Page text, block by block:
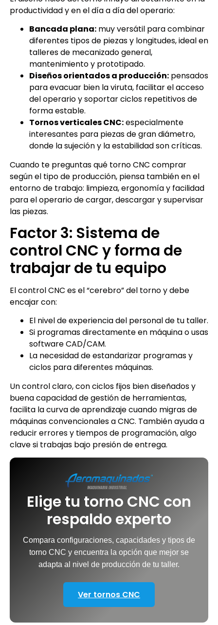
productividad y en el día a día del operario:
Bancada plana: muy versátil para combinar
diferentes tipos de piezas y longitudes, ideal en
talleres de mecanizado general,
mantenimiento y prototipado.
Diseños orientados a producción: pensados
para evacuar bien la viruta, facilitar el acceso
del operario y soportar ciclos repetitivos de
forma estable.
Tornos verticales CNC:especialmente
interesantes para piezas de gran diámetro,
donde la sujeción y la estabilidad son críticas.
Cuando te preguntas qué torno CNC comprar
según el tipo de producción, piensa también en el
entorno de trabajo: limpieza, ergonomía y facilidad
para el operario de cargar, descargar y supervisar
las piezas.
Factor 3: Sistema de
control CNC y forma de
trabajar de tu equipo
El control CNC es el “cerebro” del torno y debe
encajar con:
El nivel de experiencia del personal de tu taller.
Si programas directamente en máquina o usas
software CAD/CAM.
La necesidad de estandarizar programas y
ciclos para diferentes máquinas.
Un control claro, con ciclos fijos bien diseñados y
buena capacidad de gestión de herramientas,
facilita la curva de aprendizaje cuando migras de
máquinas convencionales a CNC. También ayuda a
reducir errores y tiempos de programación, algo
clave si trabajas bajo presión de entrega.
Elige tu torno CNC con
respaldo experto
Compara configuraciones, capacidades y tipos de
torno CNC y encuentra la opción que mejor se
adapta al nivel de producción de tu taller.
Ver tornos CNC